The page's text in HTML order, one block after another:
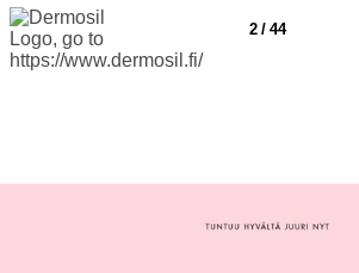
2 / 44